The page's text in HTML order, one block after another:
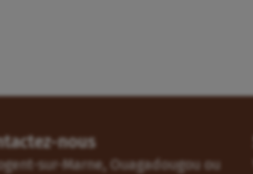
nous
sur-Marne, Ouagadougou ou